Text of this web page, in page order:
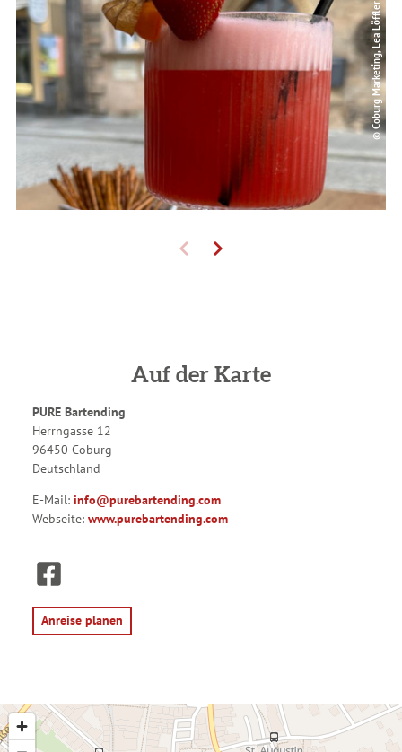
© Coburg Marketing, Lea Löffler
Auf der Karte
PURE Bartending
Herrngasse 12
96450 Coburg
Deutschland
E-Mail: info@purebartending.com
Webseite: www.purebartending.com
F
a
c
e
b
Anreise planen